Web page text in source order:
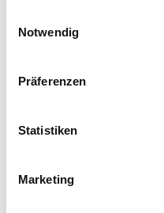
Notwendig
Präferenzen
Statistiken
Marketing
Reisedauer auswählen